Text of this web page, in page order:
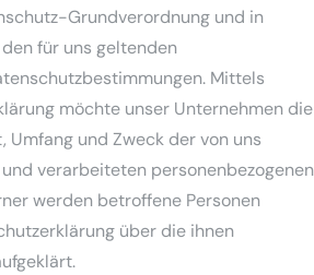
Grundverordnung und in
für uns geltenden
Mittels
möchte unser Unternehmen die
und Zweck der von uns
verarbeiteten personenbezogenen
werden betroffene Personen
über die ihnen